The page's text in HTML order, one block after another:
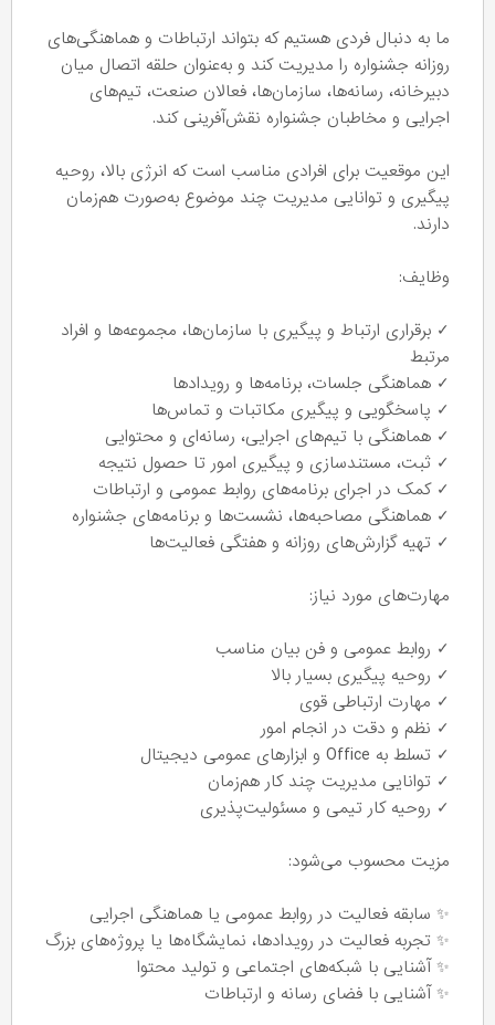
ما به دنبال فردی هستیم که بتواند ارتباطات و هماهنگی‌های
روزانه جشنواره را مدیریت کند و به‌عنوان حلقه اتصال میان
دبیرخانه، رسانه‌ها، سازمان‌ها، فعالان صنعت، تیم‌های
اجرایی و مخاطبان جشنواره نقش‌آفرینی کند.
این موقعیت برای افرادی مناسب است که انرژی بالا، روحیه
پیگیری و توانایی مدیریت چند موضوع به‌صورت هم‌زمان
دارند.
وظایف:
✓ برقراری ارتباط و پیگیری با سازمان‌ها، مجموعه‌ها و افراد
مرتبط
✓ هماهنگی جلسات، برنامه‌ها و رویدادها
✓ پاسخگویی و پیگیری مکاتبات و تماس‌ها
✓ هماهنگی با تیم‌های اجرایی، رسانه‌ای و محتوایی
✓ ثبت، مستندسازی و پیگیری امور تا حصول نتیجه
✓ کمک در اجرای برنامه‌های روابط عمومی و ارتباطات
✓ هماهنگی مصاحبه‌ها، نشست‌ها و برنامه‌های جشنواره
✓ تهیه گزارش‌های روزانه و هفتگی فعالیت‌ها
مهارت‌های مورد نیاز:
✓ روابط عمومی و فن بیان مناسب
✓ روحیه پیگیری بسیار بالا
✓ مهارت ارتباطی قوی
✓ نظم و دقت در انجام امور
✓ تسلط به Office و ابزارهای عمومی دیجیتال
✓ توانایی مدیریت چند کار هم‌زمان
✓ روحیه کار تیمی و مسئولیت‌پذیری
مزیت محسوب می‌شود:
✨ سابقه فعالیت در روابط عمومی یا هماهنگی اجرایی
✨ تجربه فعالیت در رویدادها، نمایشگاه‌ها یا پروژه‌های بزرگ
✨ آشنایی با شبکه‌های اجتماعی و تولید محتوا
✨ آشنایی با فضای رسانه و ارتباطات